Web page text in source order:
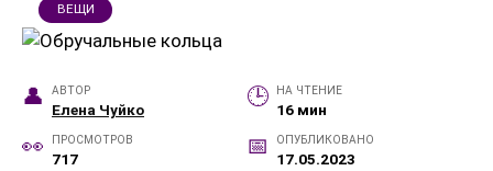
ВЕЩИ
АВТОР
Елена Чуйко
НА ЧТЕНИЕ
16 мин
ПРОСМОТРОВ
717
ОПУБЛИКОВАНО
17.05.2023